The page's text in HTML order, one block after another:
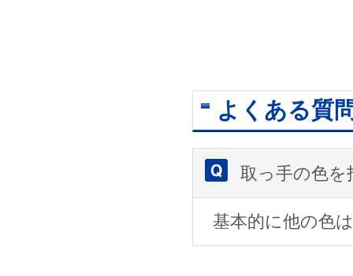
よくある質
取っ手の色を
基本的に他の色